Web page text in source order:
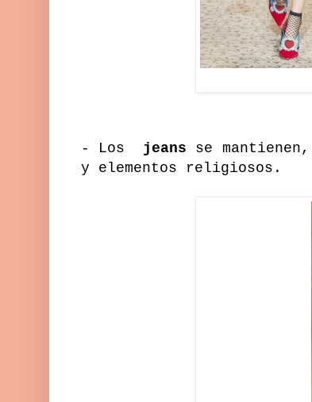
- Los jeans se mantienen,
y elementos religiosos.